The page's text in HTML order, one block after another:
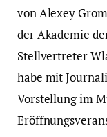
von Alexey
der Akademie
Stellvertreter
habe mit
Vorstellung im